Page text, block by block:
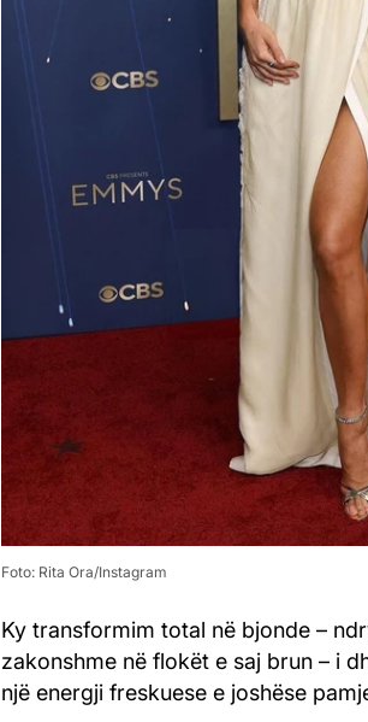
Foto: Rita Ora/Instagram
Ky transformim total në bjonde –
zakonshme në flokët e saj brun – i
një energji freskuese e joshëse